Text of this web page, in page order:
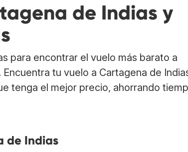
de Indias y
para encontrar el vuelo más barato a
tu vuelo a Cartagena de
tenga el mejor precio, ahorrando
de Indias